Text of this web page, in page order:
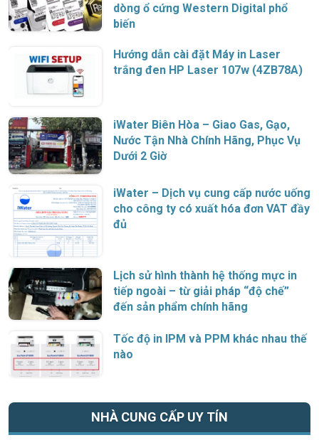
dòng ổ cứng Western Digital phổ
biến
Hướng dẫn cài đặt Máy in Laser
trắng đen HP Laser 107w (4ZB78A)
iWater Biên Hòa – Giao Gas, Gạo,
Nước Tận Nhà Chính Hãng, Phục Vụ
Dưới 2 Giờ
iWater – Dịch vụ cung cấp nước uống
cho công ty có xuất hóa đơn VAT đầy
đủ
Lịch sử hình thành hệ thống mực in
tiếp ngoài – từ giải pháp “độ chế”
đến sản phẩm chính hãng
Tốc độ in IPM và PPM khác nhau thế
nào
NHÀ CUNG CẤP UY TÍN